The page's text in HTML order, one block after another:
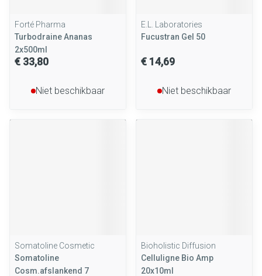
Forté Pharma
Turbodraine Ananas
2x500ml
€ 33,80
Niet beschikbaar
E.L. Laboratories
Fucustran Gel 50
€ 14,69
Niet beschikbaar
Somatoline Cosmetic
Somatoline
Cosm.afslankend 7
Bioholistic Diffusion
Celluligne Bio Amp
20x10ml